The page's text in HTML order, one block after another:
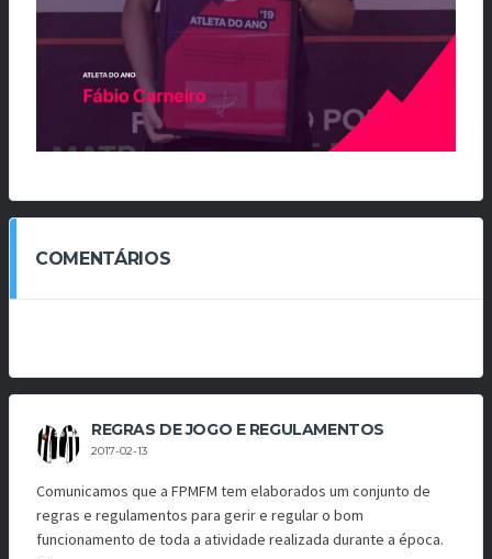
COMENTÁRIOS
REGRAS DE JOGO E REGULAMENTOS
2017-02-13
Comunicamos que a FPMFM tem elaborados um conjunto de
regras e regulamentos para gerir e regular o bom
funcionamento de toda a atividade realizada durante a época.